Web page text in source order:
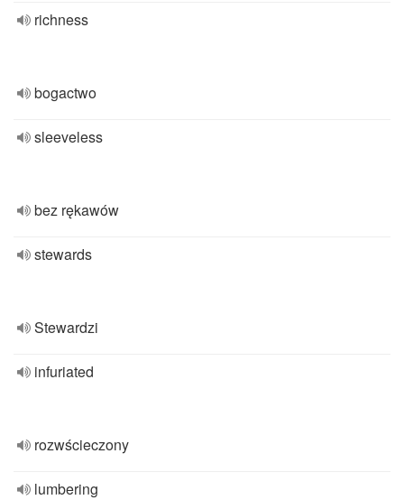
richness
bogactwo
sleeveless
bez rękawów
stewards
Stewardzi
infuriated
rozwścieczony
lumbering